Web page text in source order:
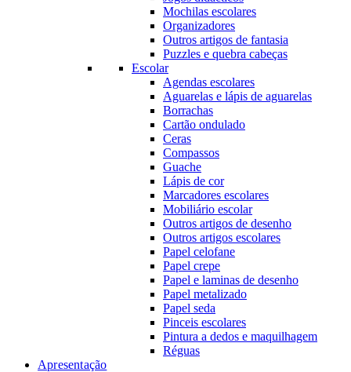
Mochilas escolares
Organizadores
Outros artigos de fantasia
Puzzles e quebra cabeças
Escolar
Agendas escolares
Aguarelas e lápis de aguarelas
Borrachas
Cartão ondulado
Ceras
Compassos
Guache
Lápis de cor
Marcadores escolares
Mobiliário escolar
Outros artigos de desenho
Outros artigos escolares
Papel celofane
Papel crepe
Papel e laminas de desenho
Papel metalizado
Papel seda
Pinceis escolares
Pintura a dedos e maquilhagem
Réguas
Apresentação